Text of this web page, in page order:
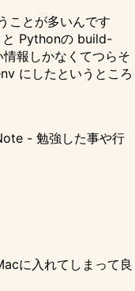
ことが多いんです
と Pythonの build-
報しかなくてつらそ
にしたというところ
- 勉強した事や行
に入れてしまって良